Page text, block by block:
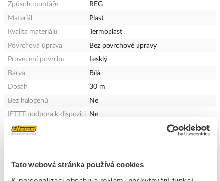
Tato webová stránka používá cookies
Způsob montáže
REG
Materiál
Plast
Kvalita materiálu
Termoplast
Povrchová úprava
Bez povrchové úpravy
Provedení povrchu
Lesklý
Barva
Bílá
Dosah
30 m
Bez halogenů
Ne
IFTTT-podpora k dispozici
Ne
Kompatibilní s Apple
asistentem